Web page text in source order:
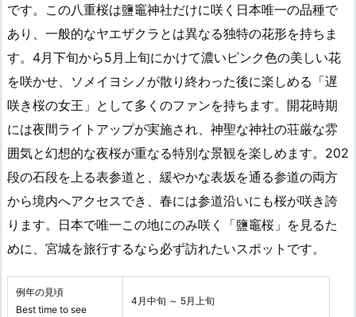
です。この八重桜は鹽竈神社だけに咲く日本唯一の品種で
あり、一般的なヤエザクラとは異なる独特の花形を持ちま
す。4月下旬から5月上旬にかけて濃いピンク色の美しい花
を咲かせ、ソメイヨシノが散り終わった後に楽しめる「遅
咲き桜の女王」として多くのファンを持ちます。開花時期
には夜間ライトアップが実施され、神聖な神社の荘厳な雰
囲気と幻想的な夜桜が重なる特別な景観を楽しめます。202
段の石段を上る表参道と、緩やかな表坂を通る参道の両方
から境内へアクセスでき、春には参道沿いにも桜が咲き誇
ります。日本で唯一この地にのみ咲く「鹽竈桜」を見るた
めに、宮城を旅行するなら必ず訪れたいスポットです。
例年の見頃
Best time to see
4月中旬 ～ 5月上旬